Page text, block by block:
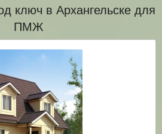
ключ в Архангельске для
ПМЖ